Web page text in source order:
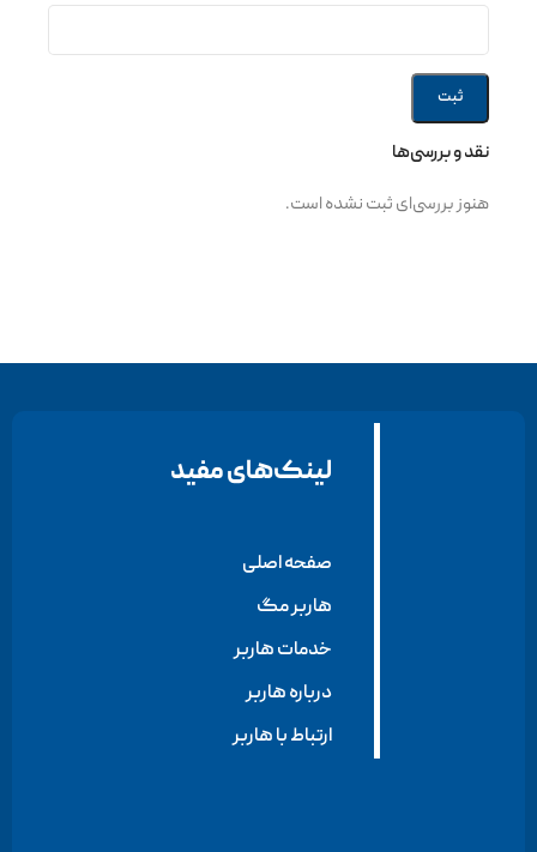
نقد و بررسی‌ها
هنوز بررسی‌ای ثبت نشده است.
لینک‌های مفید
صفحه اصلی
هاربر مگ
خدمات هاربر
درباره هاربر
ارتباط با هاربر